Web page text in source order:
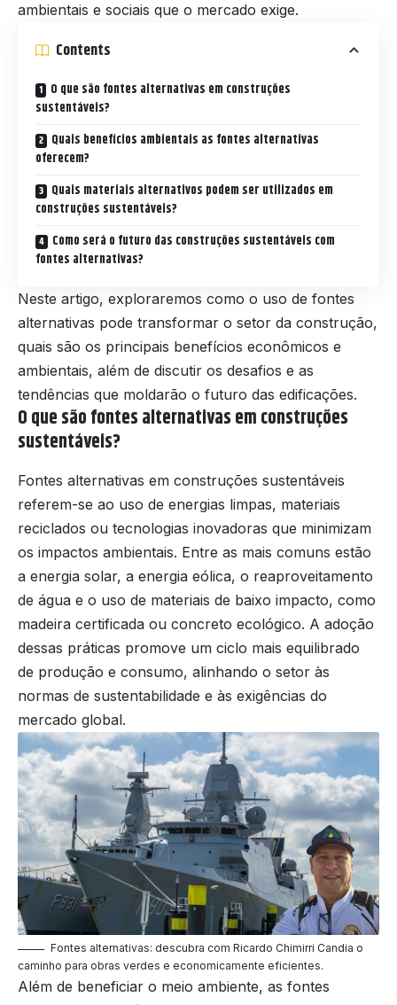
ambientais e sociais que o mercado exige.
Contents
O que são fontes alternativas em construções
sustentáveis?
Quais benefícios ambientais as fontes alternativas
oferecem?
Quais materiais alternativos podem ser utilizados em
construções sustentáveis?
Como será o futuro das construções sustentáveis com
fontes alternativas?
Neste artigo, exploraremos como o uso de fontes
alternativas pode transformar o setor da construção,
quais são os principais benefícios econômicos e
ambientais, além de discutir os desafios e as
tendências que moldarão o futuro das edificações.
O que são fontes alternativas em construções
sustentáveis?
Fontes alternativas em construções sustentáveis
referem-se ao uso de energias limpas, materiais
reciclados ou tecnologias inovadoras que minimizam
os impactos ambientais. Entre as mais comuns estão
a energia solar, a energia eólica, o reaproveitamento
de água e o uso de materiais de baixo impacto, como
madeira certificada ou concreto ecológico. A adoção
dessas práticas promove um ciclo mais equilibrado
de produção e consumo, alinhando o setor às
normas de sustentabilidade e às exigências do
mercado global.
Fontes alternativas: descubra com Ricardo Chimirri Candia o
caminho para obras verdes e economicamente eficientes.
Além de beneficiar o meio ambiente, as fontes